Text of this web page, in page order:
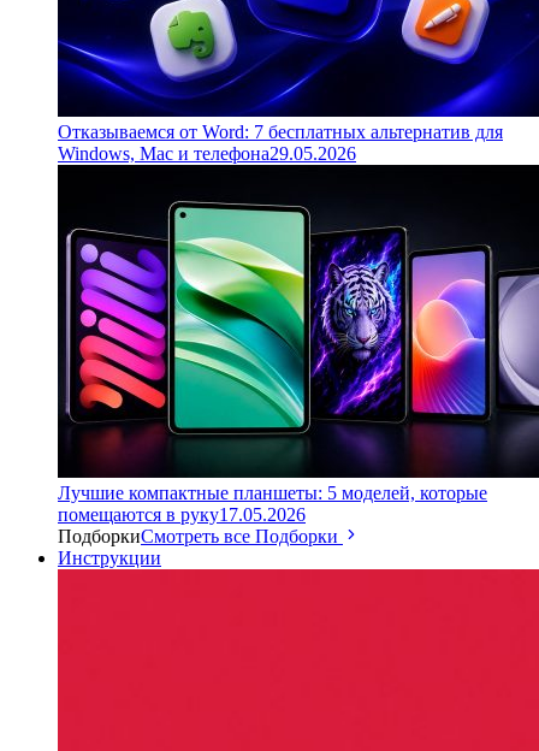
Отказываемся от Word: 7 бесплатных альтернатив для
Windows, Mac и телефона29.05.2026
Лучшие компактные планшеты: 5 моделей, которые
помещаются в руку17.05.2026
ПодборкиСмотреть все Подборки
Инструкции